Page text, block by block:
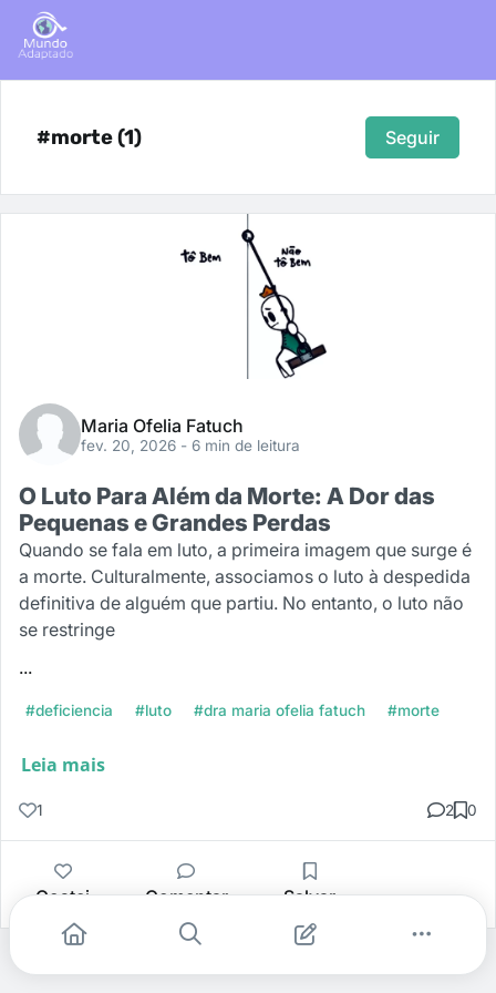
#morte (1) Seguir
Maria Ofelia Fatuch
fev. 20, 2026 - 6 min de leitura
O Luto Para Além da Morte: A Dor das
Pequenas e Grandes Perdas
Quando se fala em luto, a primeira imagem que surge é
a morte. Culturalmente, associamos o luto à despedida
definitiva de alguém que partiu. No entanto, o luto não
se restringe
...
#deficiencia #luto #dra maria ofelia fatuch #morte
Leia mais
1 2 0
Gostei Comentar Salvar